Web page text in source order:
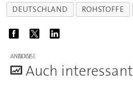
DEUTSCHLAND
ROHSTOFFE
ANZEIGE
Auch interessant